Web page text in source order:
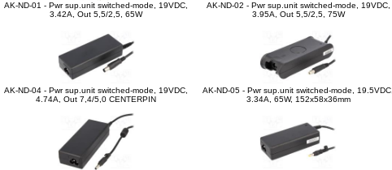
AK-ND-01 - Pwr sup.unit switched-mode, 19VDC,
3.42A, Out 5,5/2,5, 65W
AK-ND-02 - Pwr sup.unit switched-mode, 19VDC,
3.95A, Out 5,5/2,5, 75W
AK-ND-04 - Pwr sup.unit switched-mode, 19VDC,
4.74A, Out 7,4/5,0 CENTERPIN
AK-ND-05 - Pwr sup.unit switched-mode, 19.5VDC,
3.34A, 65W, 152x58x36mm